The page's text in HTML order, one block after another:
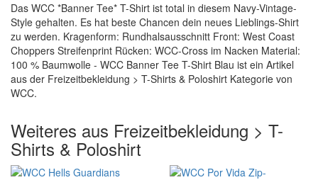
Das WCC *Banner Tee* T-Shirt ist total in diesem Navy-Vintage-
Style gehalten. Es hat beste Chancen dein neues Lieblings-Shirt
zu werden. Kragenform: Rundhalsausschnitt Front: West Coast
Choppers Streifenprint Rücken: WCC-Cross im Nacken Material:
100 % Baumwolle - WCC Banner Tee T-Shirt Blau ist ein Artikel
aus der Freizeitbekleidung > T-Shirts & Poloshirt Kategorie von
WCC.
Weiteres aus Freizeitbekleidung > T-
Shirts & Poloshirt